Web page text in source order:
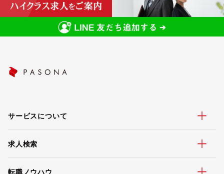
サービスについて
求人検索
転職ノウハウ